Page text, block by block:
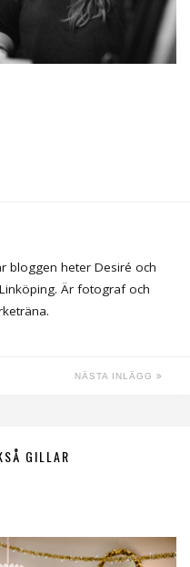
bloggen heter Desiré och
Är fotograf och
NÄSTA INLÄGG
GILLAR